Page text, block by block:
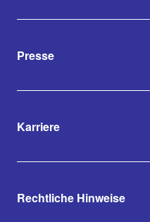
Presse
Karriere
Rechtliche Hinweise